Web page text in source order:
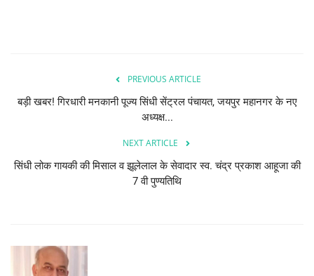
PREVIOUS ARTICLE
बड़ी खबर! गिरधारी मनकानी पूज्य सिंधी सेंट्रल पंचायत, जयपुर महानगर के नए
अध्यक्ष...
NEXT ARTICLE
सिंधी लोक गायकी की मिसाल व झूलेलाल के सेवादार स्व. चंद्र प्रकाश आहूजा की
7 वी पुण्यतिथि